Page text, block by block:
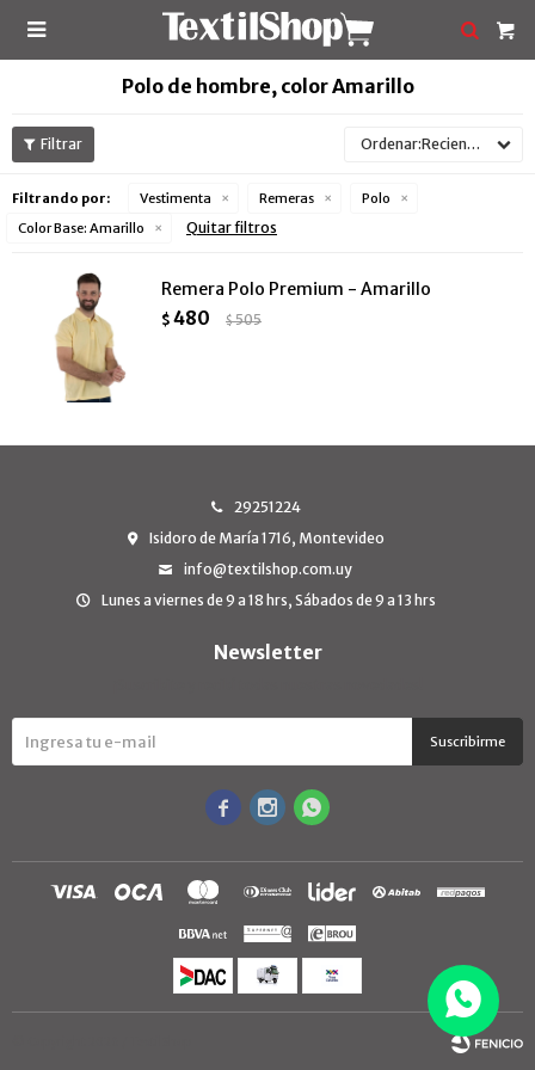

Polo de hombre, color Amarillo
Recientes
Filtrando por: Vestimenta Remeras
Polo
Color Base: Amarillo Quitar filtros
Remera Polo Premium - Amarillo
$ 480 $505
29251224
Isidoro de María 1716, Montevideo
info@textilshop.com.uy
Lunes a viernes de 9 a 18 hrs, Sábados de 9 a 13 hrs
Newsletter
Suscribirme
  